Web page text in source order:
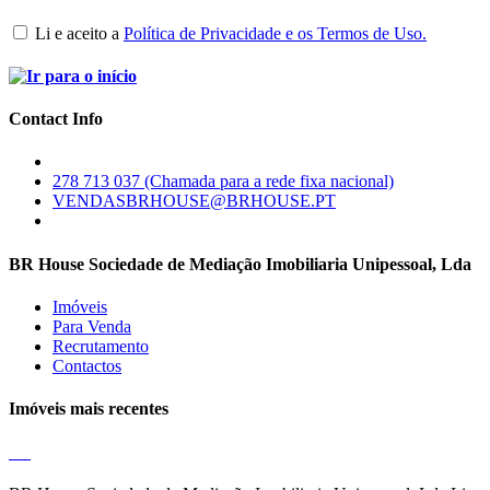
Li e aceito a Política de Privacidade e os Termos de Uso.
Contact Info
278 713 037 (Chamada para a rede fixa nacional)
VENDASBRHOUSE@BRHOUSE.PT
BR House Sociedade de Mediação Imobiliaria Unipessoal, Lda
Imóveis
Para Venda
Recrutamento
Contactos
Imóveis mais recentes